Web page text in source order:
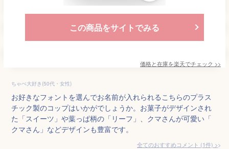
この商品をサイトでみる
価格と在庫を楽天でチェック >>
ちゃぺ大好き(50代・女性)
お好きなフォントを選んでお名前が入れられるこちらのプラス
チック製のコップはいかがでしょうか。お菓子がデザインされ
た「スイーツ」や葉っぱ柄の「リーフ」、クマさんが可愛い「
クマさん」などデザインも豊富です。
全てのおすすめコメント (1件) >